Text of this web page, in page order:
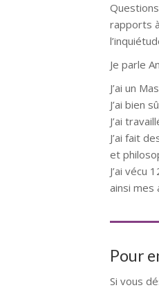
rapports
Je parle
J’ai un
J’ai bien
J’ai
J’ai fait
et
J’ai vécu
ainsi mes
Pour
Si vous